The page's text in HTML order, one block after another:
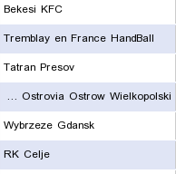
Bekesi KFC
Tremblay en France HandBall
Tatran Presov
KPR Ostrovia Ostrow Wielkopolski
Wybrzeze Gdansk
RK Celje